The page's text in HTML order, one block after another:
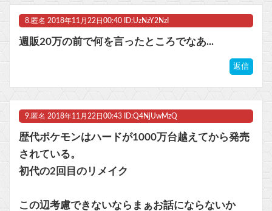
8. 匿名 2018年11月22日00:40 ID:UzNzY2NzI
週販20万の前で何を言ったところでなあ...
返信
9. 匿名 2018年11月22日00:43 ID:Q4NjUwMzQ
歴代ポケモンはハードが1000万台越えてから発売
されている。
初代の2回目のリメイク
この辺考慮できないならまぁお話にならないか